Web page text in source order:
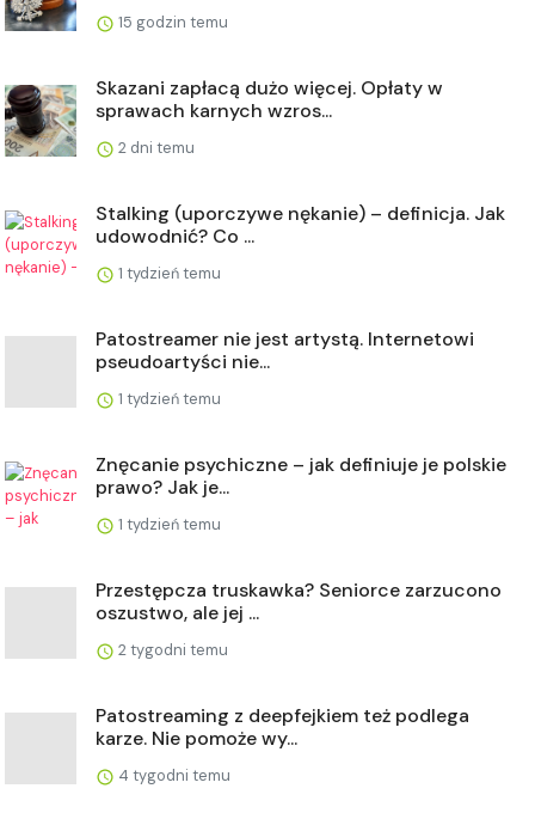
15 godzin temu
Skazani zapłacą dużo więcej. Opłaty w
sprawach karnych wzros...
2 dni temu
Stalking (uporczywe nękanie) – definicja. Jak
udowodnić? Co ...
1 tydzień temu
Patostreamer nie jest artystą. Internetowi
pseudoartyści nie...
1 tydzień temu
Znęcanie psychiczne – jak definiuje je polskie
prawo? Jak je...
1 tydzień temu
Przestępcza truskawka? Seniorce zarzucono
oszustwo, ale jej ...
2 tygodni temu
Patostreaming z deepfejkiem też podlega
karze. Nie pomoże wy...
4 tygodni temu